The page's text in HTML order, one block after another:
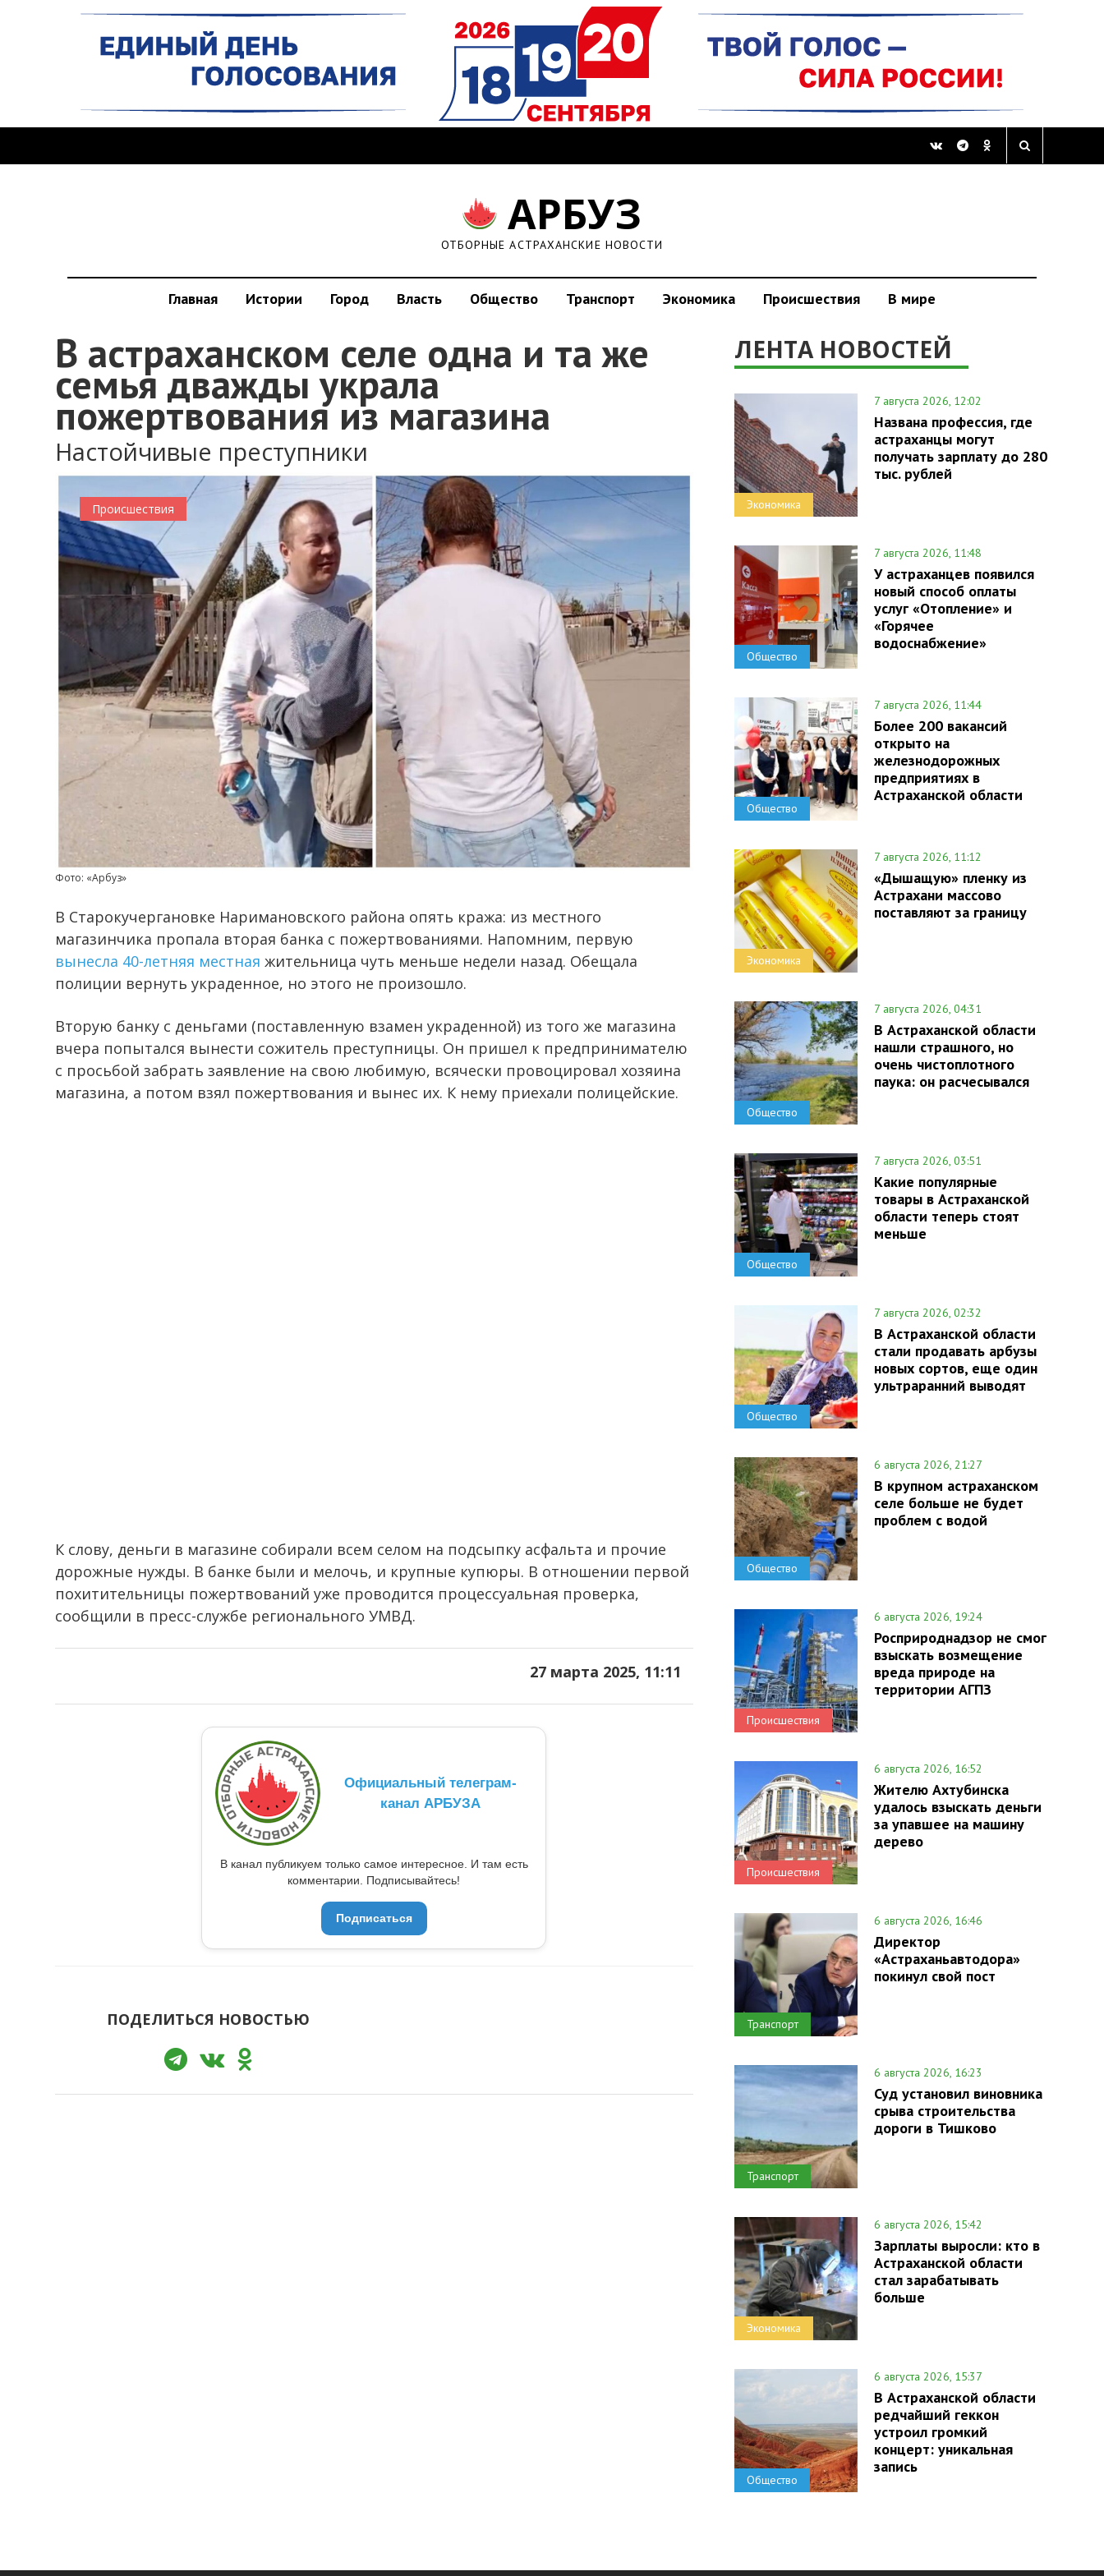
АРБУЗ
ОТБОРНЫЕ АСТРАХАНСКИЕ НОВОСТИ
Главная Истории Город Власть Общество Транспорт Экономика Происшествия В мире
В астраханском селе одна и та же
семья дважды украла
пожертвования из магазина
Настойчивые преступники
Происшествия
Фото: «Арбуз»
В Старокучергановке Наримановского района опять кража: из местного
магазинчика пропала вторая банка с пожертвованиями. Напомним, первую
вынесла 40-летняя местная жительница чуть меньше недели назад. Обещала
полиции вернуть украденное, но этого не произошло.
Вторую банку с деньгами (поставленную взамен украденной) из того же магазина
вчера попытался вынести сожитель преступницы. Он пришел к предпринимателю
с просьбой забрать заявление на свою любимую, всячески провоцировал хозяина
магазина, а потом взял пожертвования и вынес их. К нему приехали полицейские.
К слову, деньги в магазине собирали всем селом на подсыпку асфальта и прочие
дорожные нужды. В банке были и мелочь, и крупные купюры. В отношении первой
похитительницы пожертвований уже проводится процессуальная проверка,
сообщили в пресс-службе регионального УМВД.
27 марта 2025, 11:11
Официальный телеграм-
канал АРБУЗА
В канал публикуем только самое интересное. И там есть
комментарии. Подписывайтесь!
Подписаться
ПОДЕЛИТЬСЯ НОВОСТЬЮ
ЛЕНТА НОВОСТЕЙ
Экономика
7 августа 2026, 12:02
Названа профессия, где
астраханцы могут
получать зарплату до 280
тыс. рублей
Общество
7 августа 2026, 11:48
У астраханцев появился
новый способ оплаты
услуг «Отопление» и
«Горячее
водоснабжение»
Общество
7 августа 2026, 11:44
Более 200 вакансий
открыто на
железнодорожных
предприятиях в
Астраханской области
Экономика
7 августа 2026, 11:12
«Дышащую» пленку из
Астрахани массово
поставляют за границу
Общество
7 августа 2026, 04:31
В Астраханской области
нашли страшного, но
очень чистоплотного
паука: он расчесывался
Общество
7 августа 2026, 03:51
Какие популярные
товары в Астраханской
области теперь стоят
меньше
Общество
7 августа 2026, 02:32
В Астраханской области
стали продавать арбузы
новых сортов, еще один
ультраранний выводят
Общество
6 августа 2026, 21:27
В крупном астраханском
селе больше не будет
проблем с водой
Происшествия
6 августа 2026, 19:24
Росприроднадзор не смог
взыскать возмещение
вреда природе на
территории АГПЗ
Происшествия
6 августа 2026, 16:52
Жителю Ахтубинска
удалось взыскать деньги
за упавшее на машину
дерево
Транспорт
6 августа 2026, 16:46
Директор
«Астраханьавтодора»
покинул свой пост
Транспорт
6 августа 2026, 16:23
Суд установил виновника
срыва строительства
дороги в Тишково
Экономика
6 августа 2026, 15:42
Зарплаты выросли: кто в
Астраханской области
стал зарабатывать
больше
Общество
6 августа 2026, 15:37
В Астраханской области
редчайший геккон
устроил громкий
концерт: уникальная
запись